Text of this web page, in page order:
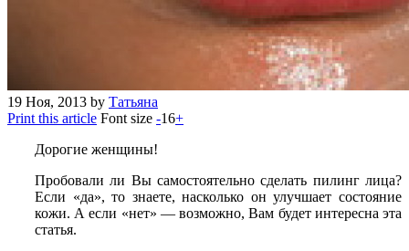
19 Ноя, 2013 by Татьяна
Print this article Font size -16+
Дорогие женщины!
Пробовали ли Вы самостоятельно сделать пилинг лица?
Если «да», то знаете, насколько он улучшает состояние
кожи. А если «нет» — возможно, Вам будет интересна эта
статья.